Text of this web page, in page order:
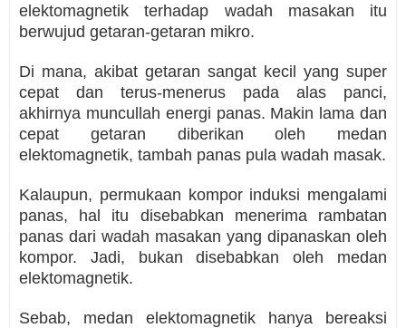
elektomagnetik terhadap wadah masakan itu
berwujud getaran-getaran mikro.
Di mana, akibat getaran sangat kecil yang super
cepat dan terus-menerus pada alas panci,
akhirnya muncullah energi panas. Makin lama dan
cepat getaran diberikan oleh medan
elektomagnetik, tambah panas pula wadah masak.
Kalaupun, permukaan kompor induksi mengalami
panas, hal itu disebabkan menerima rambatan
panas dari wadah masakan yang dipanaskan oleh
kompor. Jadi, bukan disebabkan oleh medan
elektomagnetik.
Sebab, medan elektomagnetik hanya bereaksi